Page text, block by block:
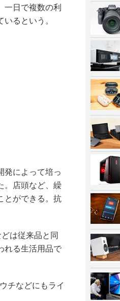
一日で複数の利
るという。
発によって培っ
。店頭など、繰
とができる。抗
は従来品と同
れる生活用品で
チなどにもライ